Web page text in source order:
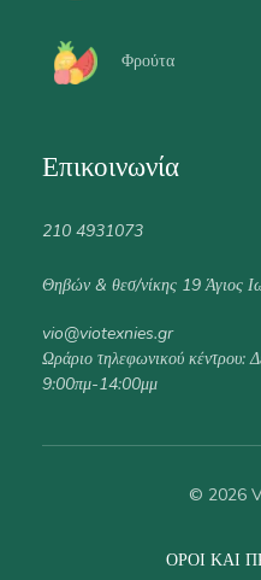
Φρούτα
Επικοινωνία
210 4931073
Θηβών & θεσ/νίκης 19 Άγιος
vio@viotexnies.gr
Ωράριο τηλεφωνικού κέντρου:
9:00πμ-14:00μμ
© 2026
ΌΡΟΙ ΚΑΙ